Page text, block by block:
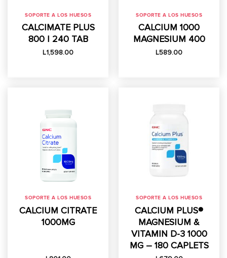
SOPORTE A LOS HUESOS
CALCIMATE PLUS
800 | 240 TAB
L1,598.00
SOPORTE A LOS HUESOS
CALCIUM 1000
MAGNESIUM 400
L589.00
SOPORTE A LOS HUESOS
CALCIUM CITRATE
1000MG
SOPORTE A LOS HUESOS
CALCIUM PLUS®
MAGNESIUM &
VITAMIN D-3 1000
MG – 180 CAPLETS